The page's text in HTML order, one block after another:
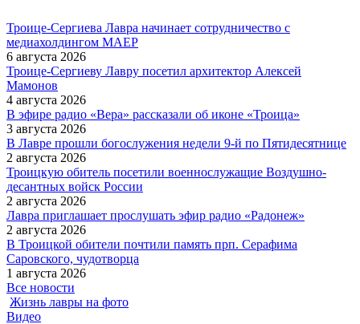
Троице-Сергиева Лавра начинает сотрудничество с
медиахолдингом МАЕР
6 августа 2026
Троице-Сергиеву Лавру посетил архитектор Алексей
Мамонов
4 августа 2026
В эфире радио «Вера» рассказали об иконе «Троица»
3 августа 2026
В Лавре прошли богослужения недели 9-й по Пятидесятнице
2 августа 2026
Троицкую обитель посетили военнослужащие Воздушно-
десантных войск России
2 августа 2026
Лавра приглашает прослушать эфир радио «Радонеж»
2 августа 2026
В Троицкой обители почтили память прп. Серафима
Саровского, чудотворца
1 августа 2026
Все новости
Жизнь лавры на фото
Видео